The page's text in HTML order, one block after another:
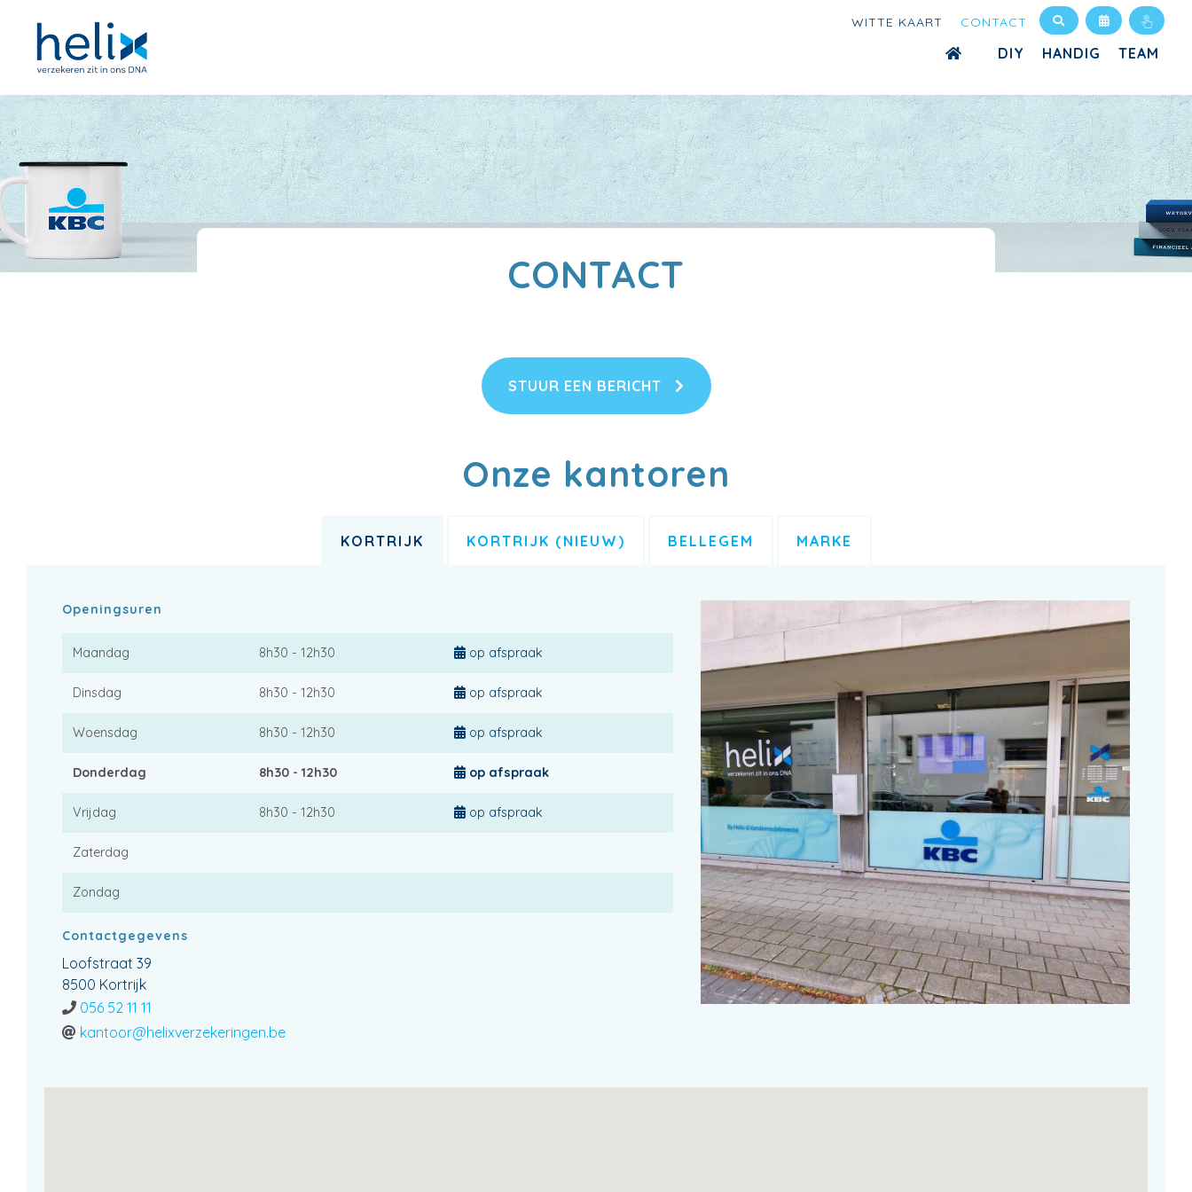
WITTE KAART CONTACT
DIY HANDIG TEAM
CONTACT
STUUR EEN BERICHT
Onze kantoren
KORTRIJK KORTRIJK (NIEUW) BELLEGEM MARKE
Openingsuren
Maandag 8h30 - 12h30 op afspraak
Dinsdag 8h30 - 12h30 op afspraak
Woensdag 8h30 - 12h30 op afspraak
Donderdag 8h30 - 12h30 op afspraak
Vrijdag 8h30 - 12h30 op afspraak
Zaterdag
Zondag
Contactgegevens
Loofstraat 39
8500 Kortrijk
056 52 11 11
kantoor@helixverzekeringen.be